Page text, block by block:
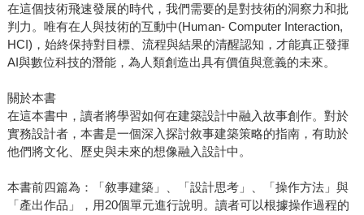
在這個技術飛速發展的時代，我們需要的是對技術的洞察力和批
判力。唯有在人與技術的互動中(Human- Computer Interaction,
HCI)，始終保持對目標、流程與結果的清醒認知，才能真正發揮
AI與數位科技的潛能，為人類創造出具有價值與意義的未來。
關於本書
在這本書中，讀者將學習如何在建築設計中融入故事創作。對於
實務設計者，本書是一個深入探討敘事建築策略的指南，有助於
他們將文化、歷史與未來的想像融入設計中。
本書前四篇為：「敘事建築」、「設計思考」、「操作方法」與
「產出作品」，用20個單元進行說明。讀者可以根據操作過程的